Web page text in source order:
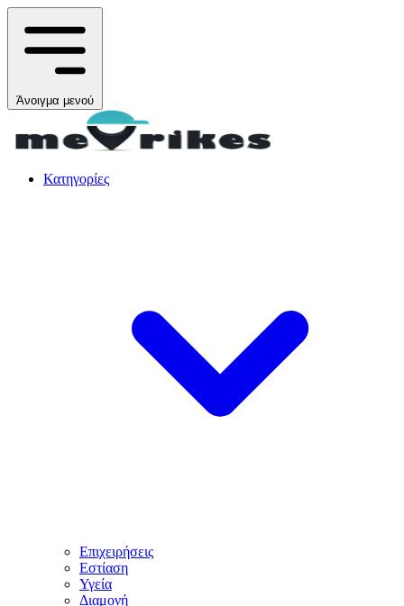
Άνοιγμα μενού
Κατηγορίες
Επιχειρήσεις
Εστίαση
Υγεία
Διαμονή